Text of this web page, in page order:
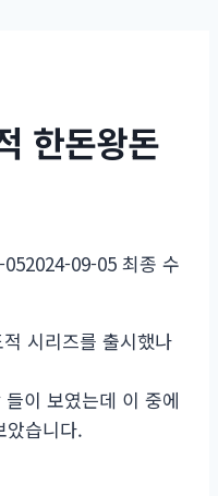
한돈왕돈
052024-09-05 최종 수
시리즈를 출시했나
이 보였는데 이 중에
았습니다.